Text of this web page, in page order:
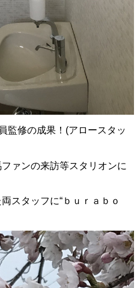
監修の成果！(アロースタッ
ァンの来訪等スタリオンに
スタッフに“ｂｕｒａｂｏ